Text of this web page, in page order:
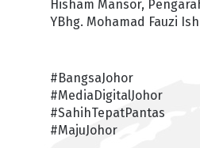
Hisham Mansor,
YBhg. Mohamad Fauzi
#BangsaJohor
#MediaDigitalJohor
#SahihTepatPantas
#MajuJohor